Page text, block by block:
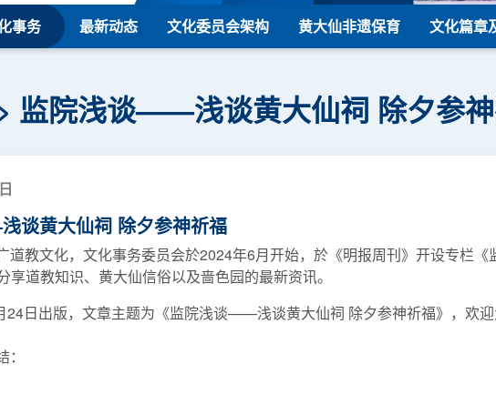
事务 最新动态 文化委员会架构 黄大仙非遗保育 文化篇章
监院浅谈——浅谈黄大仙祠 除夕参
谈黄大仙祠 除夕参神祈福
道教文化，文化事务委员会於2024年6月开始，於《明报周刊》开设专栏《
享道教知识、黄大仙信俗以及啬色园的最新资讯。
24日出版，文章主题为《监院浅谈——浅谈黄大仙祠 除夕参神祈福》，欢迎